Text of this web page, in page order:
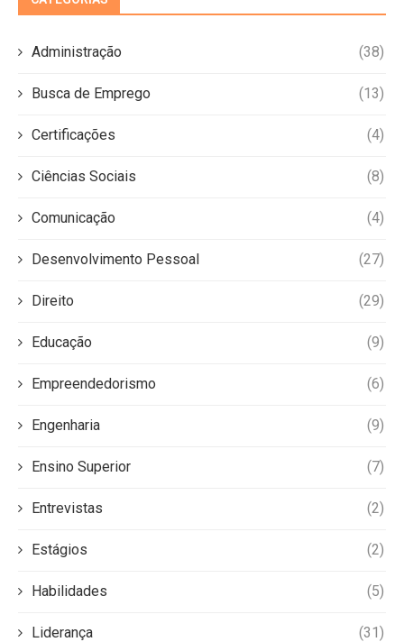
Administração (38)
Busca de Emprego (13)
Certificações (4)
Ciências Sociais (8)
Comunicação (4)
Desenvolvimento Pessoal (27)
Direito (29)
Educação (9)
Empreendedorismo (6)
Engenharia (9)
Ensino Superior (7)
Entrevistas (2)
Estágios (2)
Habilidades (5)
Liderança (31)